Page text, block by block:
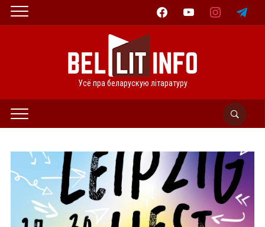
facebookyoutube instagramtelegram
Усё пра беларускую літаратуру